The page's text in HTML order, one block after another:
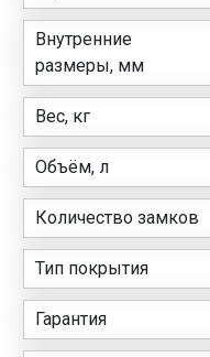
Внутренние
размеры, мм
Вес, кг
Объём, л
Количество замков
Тип покрытия
Гарантия